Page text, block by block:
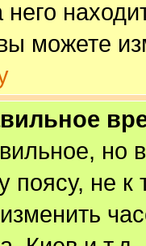
можете
но
поясу, не